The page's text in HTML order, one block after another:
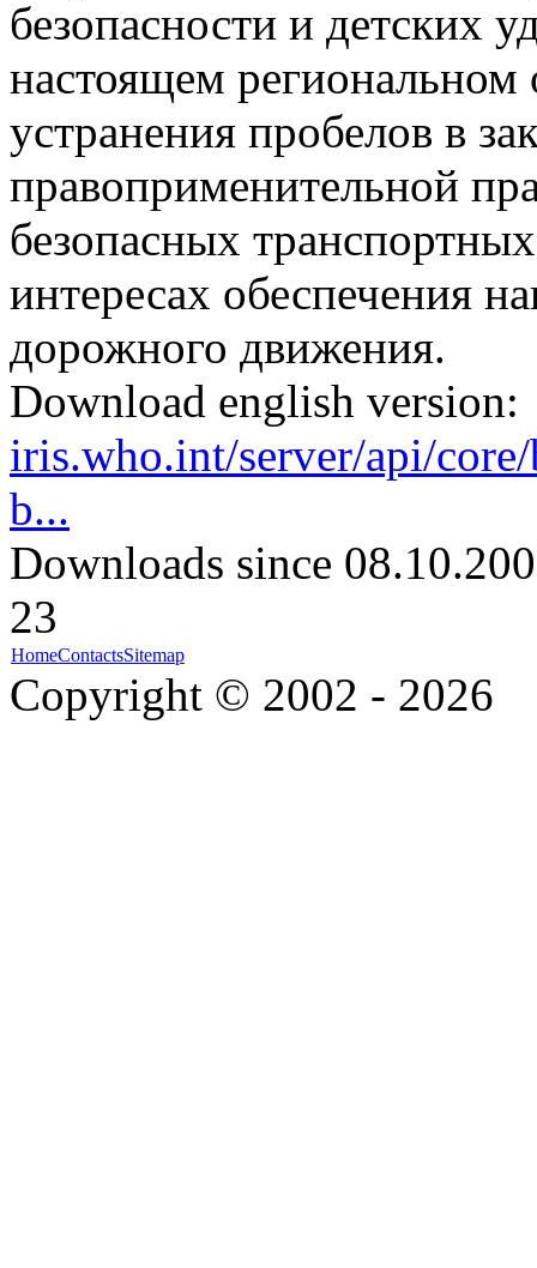
безопасности и детских
настоящем
устранения пробелов в
правоприменительной
безопасных
интересах обеспечения
дорожного движения.
Download english version:
iris.who.int/server/api/
b...
Downloads since
23
HomeContactsSitemap
Copyright © 2002 - 2026